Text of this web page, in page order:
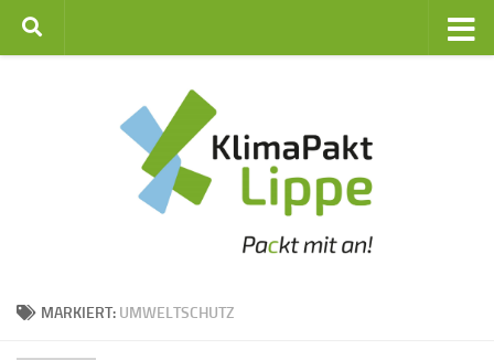
Zum Inhalt springen
MARKIERT: UMWELTSCHUTZ